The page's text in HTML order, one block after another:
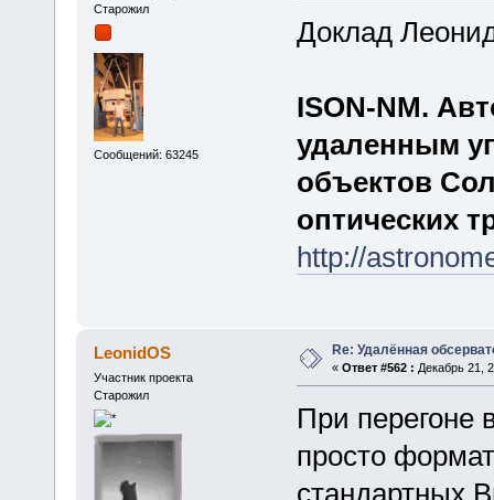
Старожил
Сообщений: 63245
Доклад
ISON-NM.
удаленным
объектов
оптических
http://
LeonidOS
Участник проекта
Старожил
Re: Удалённая
« Ответ #562 : Декабрь 21,
При перегоне
просто